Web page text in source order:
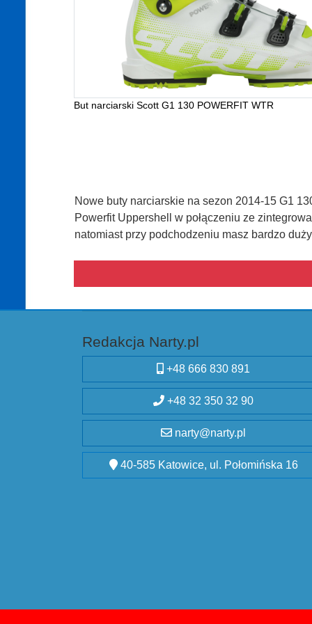
But narciarski Scott G1 130 POWERFIT WTR
Nowe buty narciarskie na sezon 2014-15 G1
Powerfit Uppershell w połączeniu ze
natomiast przy podchodzeniu masz bardzo
Redakcja Narty.pl
+48 666 830 891
+48 32 350 32 90
narty@narty.pl
40-585 Katowice, ul. Połomińska 16